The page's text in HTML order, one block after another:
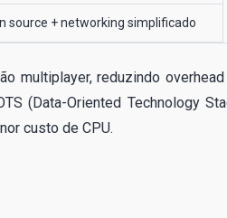
source + networking simplificado
multiplayer, reduzindo
(Data-Oriented Technology
custo de CPU.